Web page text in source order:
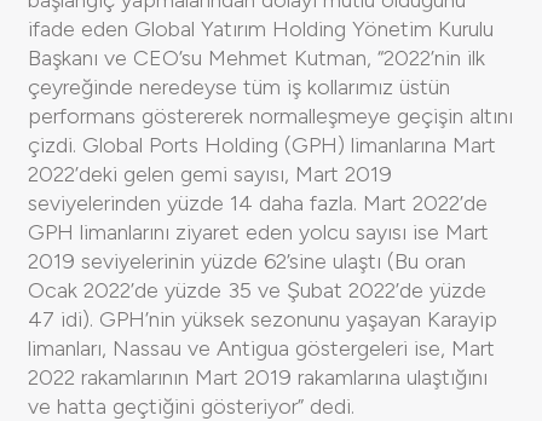
ifade eden Global Yatırım Holding Yönetim Kurulu
Başkanı ve CEO’su Mehmet Kutman, “2022’nin ilk
çeyreğinde neredeyse tüm iş kollarımız üstün
performans göstererek normalleşmeye geçişin altını
çizdi. Global Ports Holding (GPH) limanlarına Mart
2022’deki gelen gemi sayısı, Mart 2019
seviyelerinden yüzde 14 daha fazla. Mart 2022’de
GPH limanlarını ziyaret eden yolcu sayısı ise Mart
2019 seviyelerinin yüzde 62’sine ulaştı (Bu oran
Ocak 2022’de yüzde 35 ve Şubat 2022’de yüzde
47 idi). GPH’nin yüksek sezonunu yaşayan Karayip
limanları, Nassau ve Antigua göstergeleri ise, Mart
2022 rakamlarının Mart 2019 rakamlarına ulaştığını
ve hatta geçtiğini gösteriyor” dedi.